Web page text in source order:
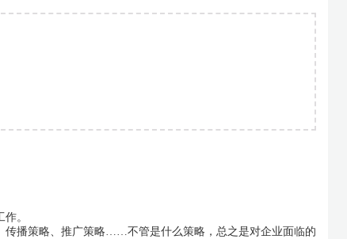
。
传播策略、推广策略……不管是什么策略，总之是对企业面临的